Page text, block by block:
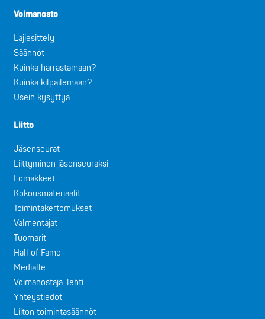
Voimanosto
Lajiesittely
Säännöt
Kuinka harrastamaan?
Kuinka kilpailemaan?
Usein kysyttyä
Liitto
Jäsenseurat
Liittyminen jäsenseuraksi
Lomakkeet
Kokousmateriaalit
Toimintakertomukset
Valmentajat
Tuomarit
Hall of Fame
Medialle
Voimanostaja-lehti
Yhteystiedot
Liiton toimintasäännöt